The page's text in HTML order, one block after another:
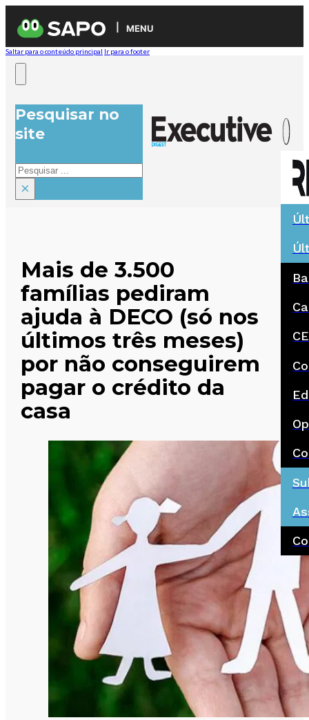
MENU
Saltar para o conteúdo principal Ir para o footer
Pesquisar no
site
Pesquisar
×
Mais de 3.500
famílias pediram
ajuda à DECO (só nos
últimos três meses)
por não conseguirem
pagar o crédito da
casa